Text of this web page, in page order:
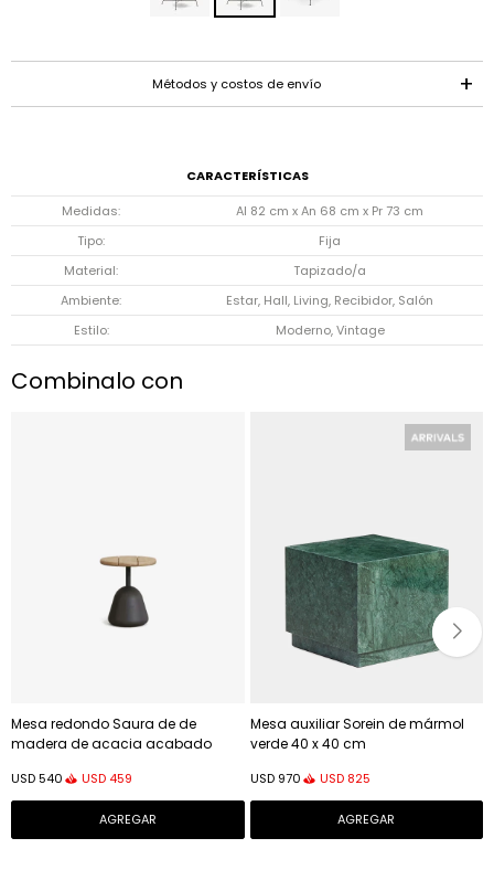
Métodos y costos de envío
CARACTERÍSTICAS
Medidas
Al 82 cm x An 68 cm x Pr 73 cm
Tipo
Fija
Material
Tapizado/a
Ambiente
Estar, Hall, Living, Recibidor, Salón
Estilo
Moderno, Vintage
Combinalo con
Mesa redondo Saura de de
madera de acacia acabado
USD540 USD 459
Mesa auxiliar Sorein de mármol
verde 40 x 40 cm
USD 970 USD 825